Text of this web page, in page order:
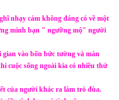
nhạy cảm không đáng có về một
minh bạn " ngưỡng mộ" người
vào bốn bức tường và màn
cuộc sống ngoài kia có nhiều thứ
của người khác ra làm trò đùa.